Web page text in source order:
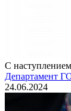
С
Департамент
24.06.2024